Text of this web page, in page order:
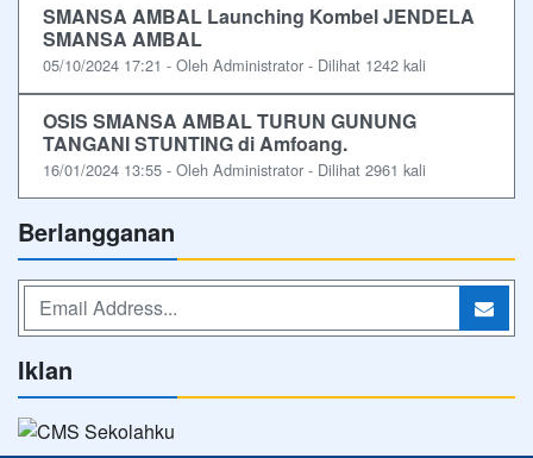
SMANSA AMBAL Launching Kombel JENDELA
SMANSA AMBAL
05/10/2024 17:21 - Oleh Administrator - Dilihat 1242 kali
OSIS SMANSA AMBAL TURUN GUNUNG
TANGANI STUNTING di Amfoang.
16/01/2024 13:55 - Oleh Administrator - Dilihat 2961 kali
Berlangganan
Iklan